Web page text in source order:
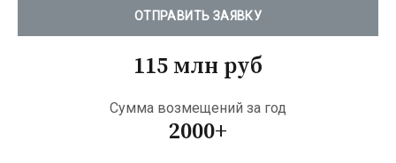
ОТПРАВИТЬ ЗАЯВКУ
115 млн руб
Сумма возмещений за год
2000+